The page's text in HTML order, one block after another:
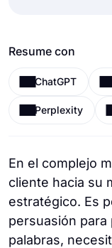
Resume con
ChatGPT
Perplexity
En el complejo
cliente hacia su
estratégico. Es
persuasión para
palabras,